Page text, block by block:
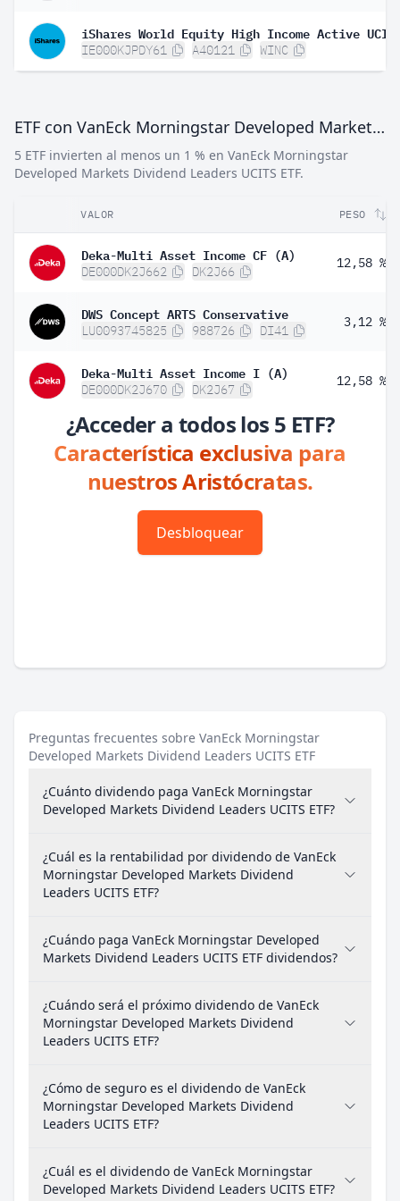
IE000KJPDY61 A40121 WINC
ETF con VanEck Morningstar Developed Markets Dividend Leaders UCITS ETF
5 ETF invierten al menos un 1 % en VanEck Morningstar
Developed Markets Dividend Leaders UCITS ETF.
VALOR PESO
Deka-Multi Asset Income CF (A)
DE000DK2J662 DK2J66
12,58 %
DWS Concept ARTS Conservative
LU0093745825 988726 DI41
3,12 %
Deka-Multi Asset Income I (A)
DE000DK2J670 DK2J67
12,58 %
¿Acceder a todos los 5 ETF?
Característica exclusiva para
nuestros Aristócratas.
Desbloquear
Preguntas frecuentes sobre VanEck Morningstar
Developed Markets Dividend Leaders UCITS ETF
¿Cuánto dividendo paga VanEck Morningstar
Developed Markets Dividend Leaders UCITS ETF?
¿Cuál es la rentabilidad por dividendo de VanEck
Morningstar Developed Markets Dividend
Leaders UCITS ETF?
¿Cuándo paga VanEck Morningstar Developed
Markets Dividend Leaders UCITS ETF dividendos?
¿Cuándo será el próximo dividendo de VanEck
Morningstar Developed Markets Dividend
Leaders UCITS ETF?
¿Cómo de seguro es el dividendo de VanEck
Morningstar Developed Markets Dividend
Leaders UCITS ETF?
¿Cuál es el dividendo de VanEck Morningstar
Developed Markets Dividend Leaders UCITS ETF?